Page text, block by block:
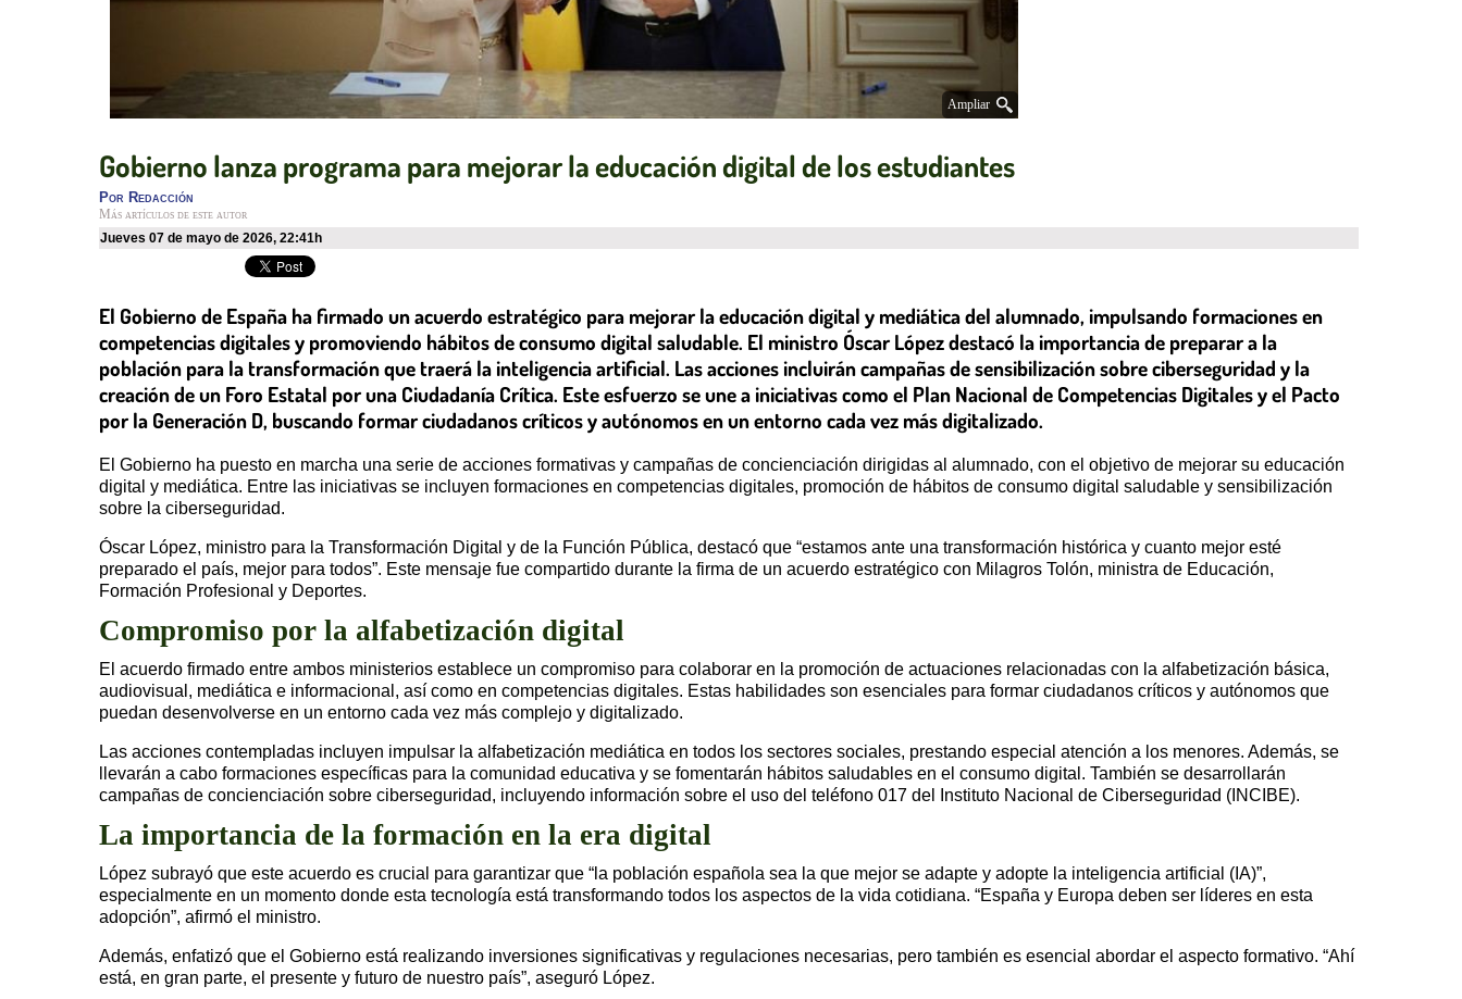
Ampliar
Gobierno lanza programa para mejorar la educación digital de los estudiantes
Por Redacción
Más artículos de este autor
jueves 07 de mayo de 2026, 22:41h
El Gobierno de España ha firmado un acuerdo estratégico para mejorar la educación digital y mediática del alumnado, impulsando formaciones en
competencias digitales y promoviendo hábitos de consumo digital saludable. El ministro Óscar López destacó la importancia de preparar a la
población para la transformación que traerá la inteligencia artificial. Las acciones incluirán campañas de sensibilización sobre ciberseguridad y la
creación de un Foro Estatal por una Ciudadanía Crítica. Este esfuerzo se une a iniciativas como el Plan Nacional de Competencias Digitales y el Pacto
por la Generación D, buscando formar ciudadanos críticos y autónomos en un entorno cada vez más digitalizado.
El Gobierno ha puesto en marcha una serie de acciones formativas y campañas de concienciación dirigidas al alumnado, con el objetivo de mejorar su educación
digital y mediática. Entre las iniciativas se incluyen formaciones en competencias digitales, promoción de hábitos de consumo digital saludable y sensibilización
sobre la ciberseguridad.
Óscar López, ministro para la Transformación Digital y de la Función Pública, destacó que “estamos ante una transformación histórica y cuanto mejor esté
preparado el país, mejor para todos”. Este mensaje fue compartido durante la firma de un acuerdo estratégico con Milagros Tolón, ministra de Educación,
Formación Profesional y Deportes.
Compromiso por la alfabetización digital
El acuerdo firmado entre ambos ministerios establece un compromiso para colaborar en la promoción de actuaciones relacionadas con la alfabetización básica,
audiovisual, mediática e informacional, así como en competencias digitales. Estas habilidades son esenciales para formar ciudadanos críticos y autónomos que
puedan desenvolverse en un entorno cada vez más complejo y digitalizado.
Las acciones contempladas incluyen impulsar la alfabetización mediática en todos los sectores sociales, prestando especial atención a los menores. Además, se
llevarán a cabo formaciones específicas para la comunidad educativa y se fomentarán hábitos saludables en el consumo digital. También se desarrollarán
campañas de concienciación sobre ciberseguridad, incluyendo información sobre el uso del teléfono 017 del Instituto Nacional de Ciberseguridad (INCIBE).
La importancia de la formación en la era digital
López subrayó que este acuerdo es crucial para garantizar que “la población española sea la que mejor se adapte y adopte la inteligencia artificial (IA)”,
especialmente en un momento donde esta tecnología está transformando todos los aspectos de la vida cotidiana. “España y Europa deben ser líderes en esta
adopción”, afirmó el ministro.
Además, enfatizó que el Gobierno está realizando inversiones significativas y regulaciones necesarias, pero también es esencial abordar el aspecto formativo. “Ahí
está, en gran parte, el presente y futuro de nuestro país”, aseguró López.